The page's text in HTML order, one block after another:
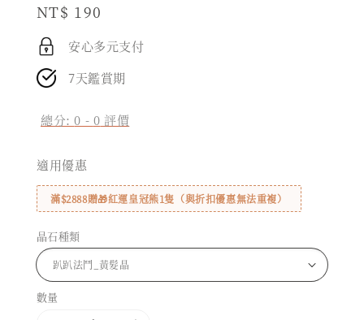
Regular
price
NT$ 190
安心多元支付
7天鑑賞期
總分:0 - 0 評價
適用優惠
滿$2888贈🎁紅運皇冠熊1隻（與折扣優惠無法重複）
晶石種類
數量